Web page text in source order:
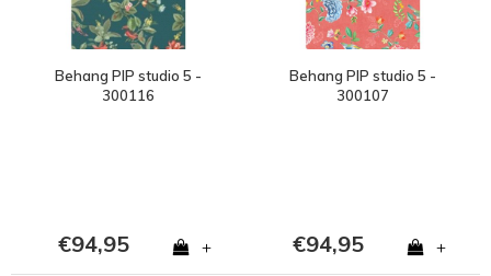
Behang PIP studio 5 -
300116
€94,95 +
Behang PIP studio 5 -
300107
€94,95 +